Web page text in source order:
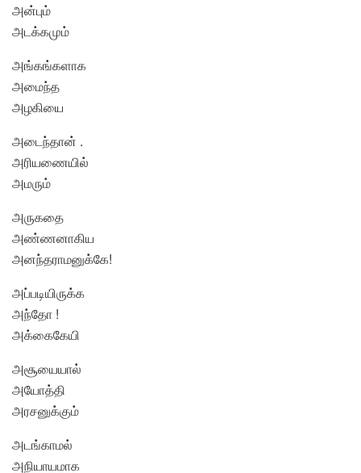
அன்பும்
அடக்கமும்
அங்கங்களாக
அமைந்த
அழகியை
அடைந்தான் .
அரியணையில்
அமரும்
அருகதை
அண்ணனாகிய
அனந்தராமனுக்கே!
அப்படியிருக்க
அந்தோ !
அக்கைகேயி
அசூயையால்
அயோத்தி
அரசனுக்கும்
அடங்காமல்
அநியாயமாக